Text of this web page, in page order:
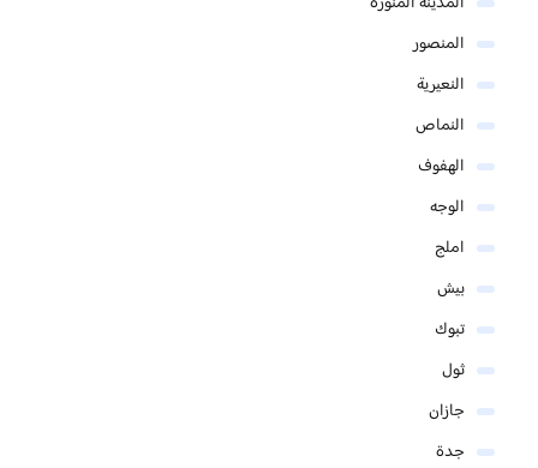
المنصور
النعيرية
النماص
الهفوف
الوجه
املج
بيش
تبوك
ثول
جازان
جدة